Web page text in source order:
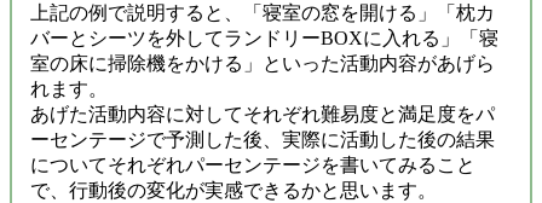
上記の例で説明すると、「寝室の窓を開ける」「枕カ
バーとシーツを外してランドリーBOXに入れる」「寝
室の床に掃除機をかける」といった活動内容があげら
れます。
あげた活動内容に対してそれぞれ難易度と満足度をパ
ーセンテージで予測した後、実際に活動した後の結果
についてそれぞれパーセンテージを書いてみること
で、行動後の変化が実感できるかと思います。